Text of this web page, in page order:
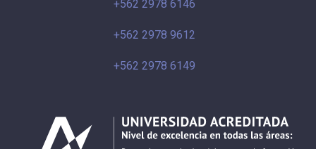
+562 2978 6146
+562 2978 9612
+562 2978 6149